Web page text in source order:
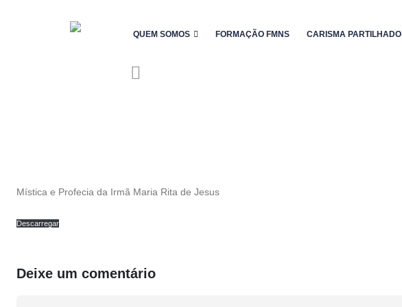
QUEM SOMOS FORMAÇÃO FMNS CARISMA PARTILHADO
Mística e Profecia da Irmã Maria Rita de Jesus
Descarregar
Deixe um comentário